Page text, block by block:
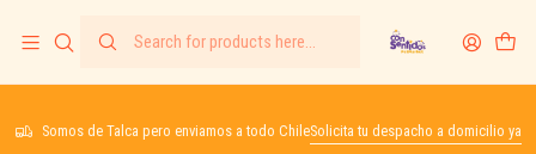
Somos de Talca pero enviamos a todo ChileSolicita tu despacho a domicilio ya